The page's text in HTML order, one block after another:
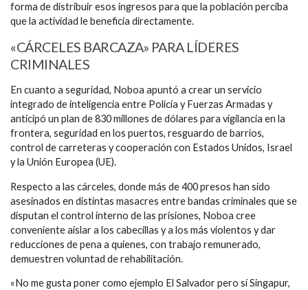
forma de distribuir esos ingresos para que la población perciba
que la actividad le beneficia directamente.
«CÁRCELES BARCAZA» PARA LÍDERES
CRIMINALES
En cuanto a seguridad, Noboa apuntó a crear un servicio
integrado de inteligencia entre Policía y Fuerzas Armadas y
anticipó un plan de 830 millones de dólares para vigilancia en la
frontera, seguridad en los puertos, resguardo de barrios,
control de carreteras y cooperación con Estados Unidos, Israel
y la Unión Europea (UE).
Respecto a las cárceles, donde más de 400 presos han sido
asesinados en distintas masacres entre bandas criminales que se
disputan el control interno de las prisiones, Noboa cree
conveniente aislar a los cabecillas y a los más violentos y dar
reducciones de pena a quienes, con trabajo remunerado,
demuestren voluntad de rehabilitación.
«No me gusta poner como ejemplo El Salvador pero sí Singapur,